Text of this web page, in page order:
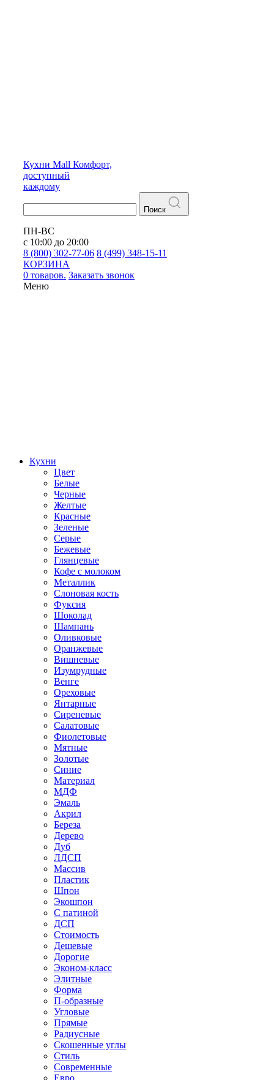
Кухни Mall Комфорт,
доступный
каждому
Поиск
ПН-ВС
с 10:00 до 20:00
8 (800) 302-77-06 8 (499) 348-15-11
КОРЗИНА
0 товаров. Заказать звонок
Меню
Кухни
Цвет
Белые
Черные
Желтые
Красные
Зеленые
Серые
Бежевые
Глянцевые
Кофе с молоком
Металлик
Слоновая кость
Фуксия
Шоколад
Шампань
Оливковые
Оранжевые
Вишневые
Изумрудные
Венге
Ореховые
Янтарные
Сиреневые
Салатовые
Фиолетовые
Мятные
Золотые
Синие
Материал
МДФ
Эмаль
Акрил
Береза
Дерево
Дуб
ЛДСП
Массив
Пластик
Шпон
Экошпон
С патиной
ДСП
Стоимость
Дешевые
Дорогие
Эконом-класс
Элитные
Форма
П-образные
Угловые
Прямые
Радиусные
Скошенные углы
Стиль
Современные
Евро